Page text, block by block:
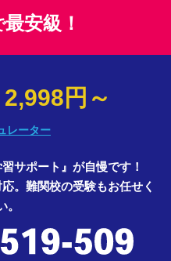
最安級！
2,998円～
レーター
サポート』が自慢です！
。難関校の受験もお任せく
。